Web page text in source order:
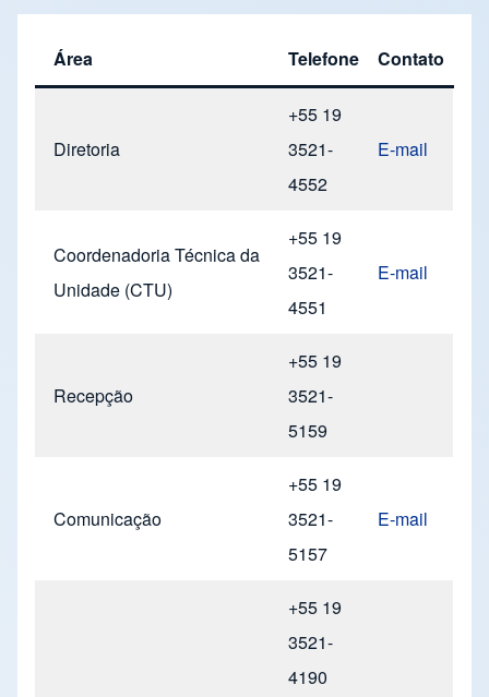
Área Telefone Contato
Diretoria
+55 19
3521-
4552
E-mail
Coordenadoria Técnica da
Unidade (CTU)
+55 19
3521-
4551
E-mail
Recepção
+55 19
3521-
5159
Comunicação
+55 19
3521-
5157
E-mail
+55 19
3521-
4190